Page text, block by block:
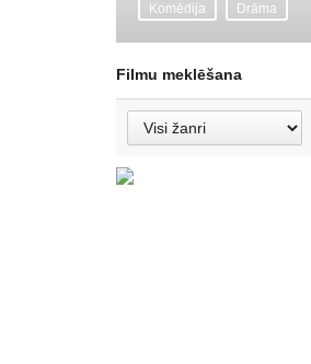
Komēdija Drāma
Filmu meklēšana